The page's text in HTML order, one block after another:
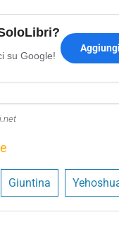
su Google!
Giuntina